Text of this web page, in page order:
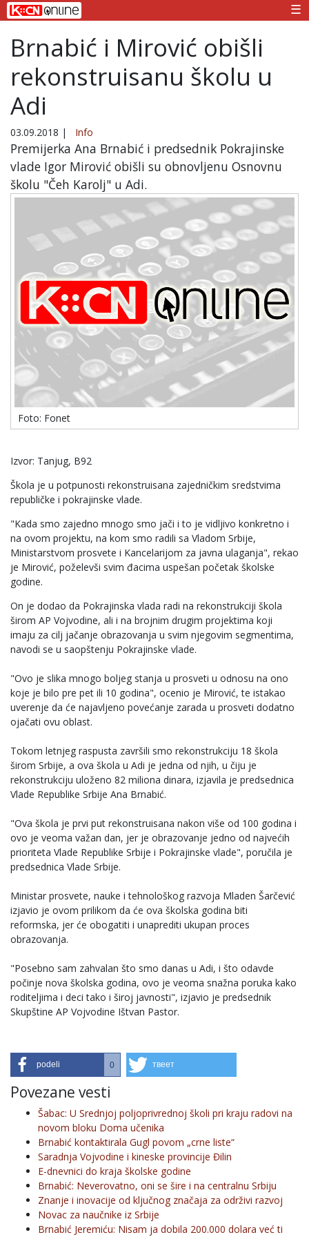
☰
Brnabić i Mirović obišli
rekonstruisanu školu u
Adi
03.09.2018 | Info
Premijerka Ana Brnabić i predsednik Pokrajinske
vlade Igor Mirović obišli su obnovljenu Osnovnu
školu "Čeh Karolj" u Adi.
Foto: Fonet
Izvor: Tanjug, B92
Škola je u potpunosti rekonstruisana zajedničkim sredstvima
republičke i pokrajinske vlade.
"Kada smo zajedno mnogo smo jači i to je vidljivo konkretno i
na ovom projektu, na kom smo radili sa Vladom Srbije,
Ministarstvom prosvete i Kancelarijom za javna ulaganja", rekao
je Mirović, poželevši svim đacima uspešan početak školske
godine.
On je dodao da Pokrajinska vlada radi na rekonstrukciji škola
širom AP Vojvodine, ali i na brojnim drugim projektima koji
imaju za cilj jačanje obrazovanja u svim njegovim segmentima,
navodi se u saopštenju Pokrajinske vlade.
"Ovo je slika mnogo boljeg stanja u prosveti u odnosu na ono
koje je bilo pre pet ili 10 godina", ocenio je Mirović, te istakao
uverenje da će najavljeno povećanje zarada u prosveti dodatno
ojačati ovu oblast.
Tokom letnjeg raspusta završili smo rekonstrukciju 18 škola
širom Srbije, a ova škola u Adi je jedna od njih, u čiju je
rekonstrukciju uloženo 82 miliona dinara, izjavila je predsednica
Vlade Republike Srbije Ana Brnabić.
"Ova škola je prvi put rekonstruisana nakon više od 100 godina i
ovo je veoma važan dan, jer je obrazovanje jedno od najvećih
prioriteta Vlade Republike Srbije i Pokrajinske vlade", poručila je
predsednica Vlade Srbije.
Ministar prosvete, nauke i tehnološkog razvoja Mladen Šarčević
izjavio je ovom prilikom da će ova školska godina biti
reformska, jer će obogatiti i unaprediti ukupan proces
obrazovanja.
"Posebno sam zahvalan što smo danas u Adi, i što odavde
počinje nova školska godina, ovo je veoma snažna poruka kako
roditeljima i deci tako i široj javnosti", izjavio je predsednik
Skupštine AP Vojvodine Ištvan Pastor.
podeli 0 твеет
Povezane vesti
Šabac: U Srednjoj poljoprivrednoj školi pri kraju radovi na
novom bloku Doma učenika
Brnabić kontaktirala Gugl povom „crne liste“
Saradnja Vojvodine i kineske provincije Đilin
E-dnevnici do kraja školske godine
Brnabić: Neverovatno, oni se šire i na centralnu Srbiju
Znanje i inovacije od ključnog značaja za održivi razvoj
Novac za naučnike iz Srbije
Brnabić Jeremiću: Nisam ja dobila 200.000 dolara već ti